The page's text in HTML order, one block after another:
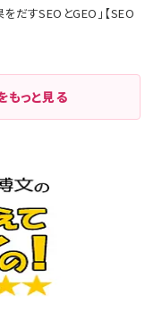
すSEOとGEO」【SEO
もっと見る